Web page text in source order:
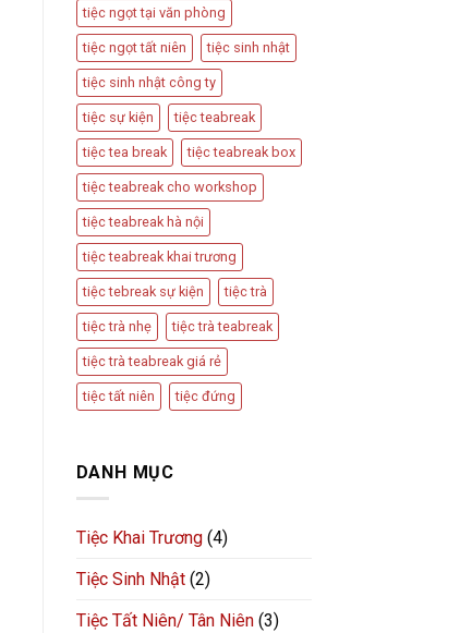
tiệc ngọt tại văn phòng
tiệc ngọt tất niên tiệc sinh nhật
tiệc sinh nhật công ty
tiệc sự kiện tiệc teabreak
tiệc tea break tiệc teabreak box
tiệc teabreak cho workshop
tiệc teabreak hà nội
tiệc teabreak khai trương
tiệc tebreak sự kiện tiệc trà
tiệc trà nhẹ tiệc trà teabreak
tiệc trà teabreak giá rẻ
tiệc tất niên tiệc đứng
DANH MỤC
Tiệc Khai Trương(4)
Tiệc Sinh Nhật(2)
Tiệc Tất Niên/ Tân Niên(3)